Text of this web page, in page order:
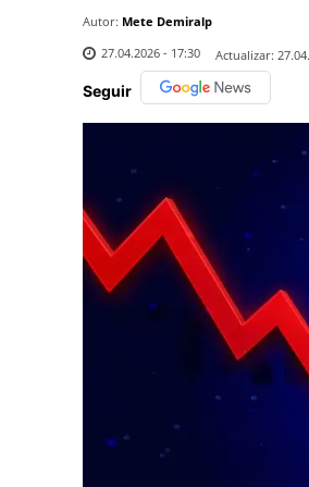
Autor: Mete Demiralp
27.04.2026 - 17:30
Actualizar:
Seguir